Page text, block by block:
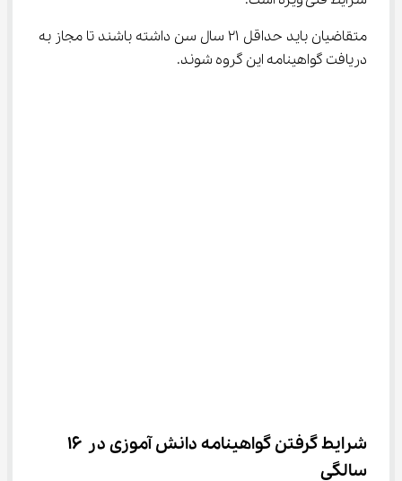
متقاضیان باید حداقل ۲۱ سال سن داشته باشند تا مجاز به
دریافت گواهینامه این گروه شوند.
سالگی